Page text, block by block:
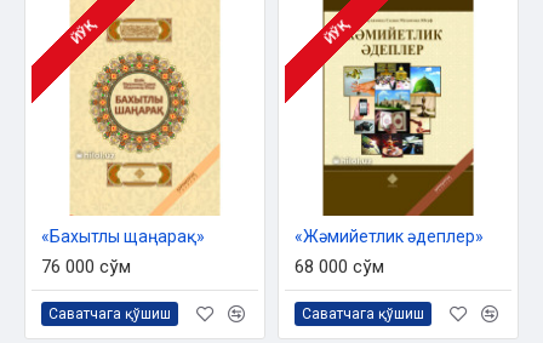
ЙЎҚ
«Бахытлы щаңарақ»
76 000 сўм
Саватчага қўшиш
ЙЎҚ
«Жәмийетлик әдеплер»
68 000 сўм
Саватчага қўшиш